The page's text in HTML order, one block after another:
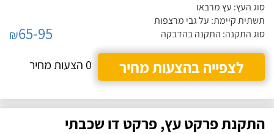
סוג העץ: עץ מרבאו
תשתית קיימת: על גבי מרצפות
סוג התקנה: התקנה בהדבקה
₪65-95
לצפייה בהצעות מחיר
0 הצעות מחיר
התקנת פרקט עץ, פרקט דו שכבתי